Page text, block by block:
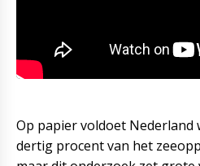
Op papier voldoet Nederland
dertig procent van het